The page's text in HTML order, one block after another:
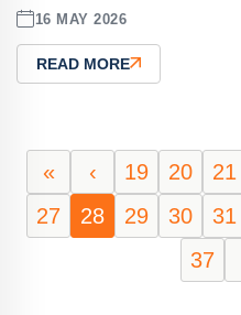
16 MAY 2026
READ MORE
« ‹ 19 20 21
27
28 29 30 31
37